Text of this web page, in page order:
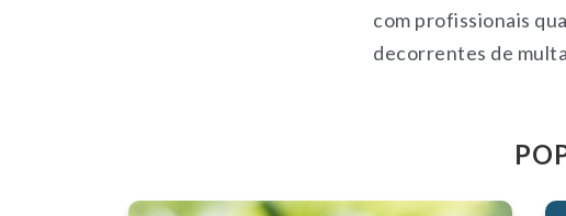
com profissionais
decorrentes de